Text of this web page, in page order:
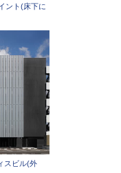
ント(床下に
スビル(外